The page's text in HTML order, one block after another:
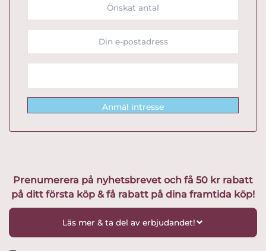
Anmäl intresse
Prenumerera på nyhetsbrevet och få 50 kr rabatt
på ditt första köp & få rabatt på dina framtida köp!
Läs mer & ta del av erbjudandet!